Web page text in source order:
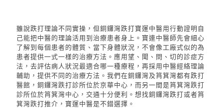
雖說跌打理論不同實操，但銅鑼灣跌打寶運中醫用行動證明自
己能把中醫的理論活用到治療患者身上。寶連中醫師先會細心
了解到每個患者的體質、當下身體狀況，不會像工廠式似的為
患者提供一式一樣的治療方法。應用望、聞、問、切的診症方
法，去評估病人狀況最適合哪一種療程，再採用中醫經絡理論
輔助，提供不同的治療方法。我們在銅鑼灣及筲箕灣都有跌打
醫館， 銅鑼灣跌打診所位於京華中心，而另一間是筲箕灣跌打
診所位於筲箕灣中心， 交通十分便利。 想找銅鑼灣跌打或者筲
箕灣跌打推介，寶運中醫是不錯選擇。